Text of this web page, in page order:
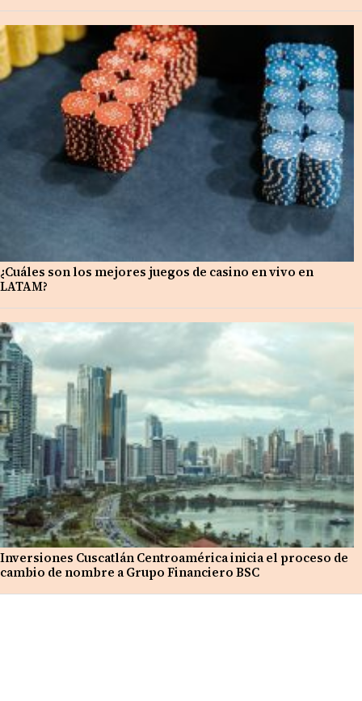
¿Cuáles son los mejores juegos de casino en vivo en
LATAM?
Inversiones Cuscatlán Centroamérica inicia el proceso de
cambio de nombre a Grupo Financiero BSC